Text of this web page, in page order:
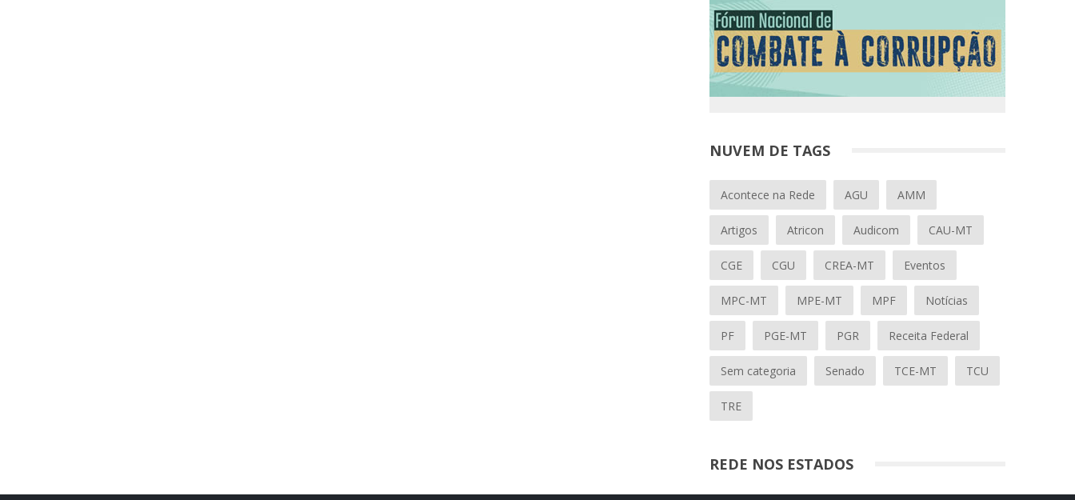
NUVEM DE TAGS
Acontece na Rede AGU AMM
Artigos Atricon Audicom CAU-MT
CGE CGU CREA-MT Eventos
MPC-MT MPE-MT MPF Notícias
PF PGE-MT PGR Receita Federal
Sem categoria Senado TCE-MT TCU
TRE
REDE NOS ESTADOS